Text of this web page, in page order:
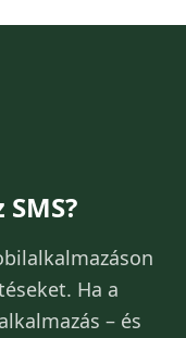
Ha a
– és